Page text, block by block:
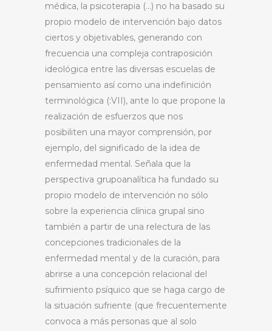
médica, la psicoterapia (…) no ha basado su
propio modelo de intervención bajo datos
ciertos y objetivables, generando con
frecuencia una compleja contraposición
ideológica entre las diversas escuelas de
pensamiento así como una indefinición
terminológica (:VII), ante lo que propone la
realización de esfuerzos que nos
posibiliten una mayor comprensión, por
ejemplo, del significado de la idea de
enfermedad mental. Señala que la
perspectiva grupoanalítica ha fundado su
propio modelo de intervención no sólo
sobre la experiencia clínica grupal sino
también a partir de una relectura de las
concepciones tradicionales de la
enfermedad mental y de la curación, para
abrirse a una concepción relacional del
sufrimiento psíquico que se haga cargo de
la situación sufriente (que frecuentemente
convoca a más personas que al solo